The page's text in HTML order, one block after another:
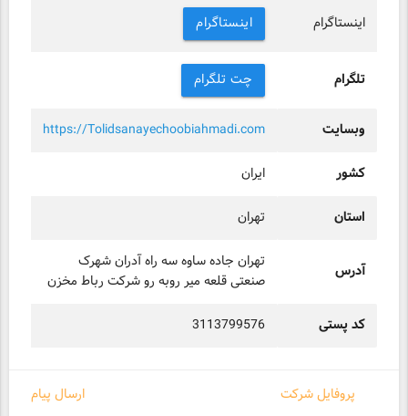
اینستاگرام اینستاگرام
تلگرام چت تلگرام
وبسایت https://Tolidsanayechoobiahmadi.com
کشور ایران
استان تهران
آدرس
تهران جاده ساوه سه راه آدران شهرک
صنعتی قلعه میر روبه رو شرکت رباط مخزن
کد پستی 3113799576
ارسال پیام پروفایل شرکت